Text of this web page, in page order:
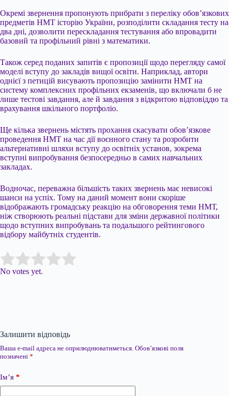
Окремі звернення пропонують прибрати з переліку обов’язкових
предметів НМТ історію України, розподілити складання тесту на
два дні, дозволити перескладання тестування або впровадити
базовий та профільний рівні з математики.
Також серед поданих запитів є пропозиції щодо перегляду самої
моделі вступу до закладів вищої освіти. Наприклад, автори
однієї з петицій висувають пропозицію замінити НМТ на
систему комплексних профільних екзаменів, що включали б не
лише тестові завдання, але й завдання з відкритою відповіддю та
врахування шкільного портфоліо.
Ще кілька звернень містять прохання скасувати обов’язкове
проведення НМТ на час дії воєнного стану та розробити
альтернативні шляхи вступу до освітніх установ, зокрема
вступні випробування безпосередньо в самих навчальних
закладах.
Водночас, переважна більшість таких звернень має невисокі
шанси на успіх. Тому на даний момент вони скоріше
відображають громадську реакцію на обговорення теми НМТ,
ніж створюють реальні підстави для зміни державної політики
щодо вступних випробувань та подальшого рейтингового
відбору майбутніх студентів.
Rate this item:
No votes yet.
Залишити відповідь
Ваша e-mail адреса не оприлюднюватиметься. Обов’язкові поля
позначені *
Ім’я *